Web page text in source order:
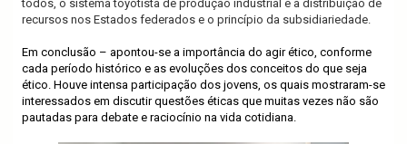
todos, o sistema toyotista de produção industrial e a distribuição de
recursos nos Estados federados e o princípio da subsidiariedade.
Em conclusão – apontou-se a importância do agir ético, conforme
cada período histórico e as evoluções dos conceitos do que seja
ético. Houve intensa participação dos jovens, os quais mostraram-se
interessados em discutir questões éticas que muitas vezes não são
pautadas para debate e raciocínio na vida cotidiana.